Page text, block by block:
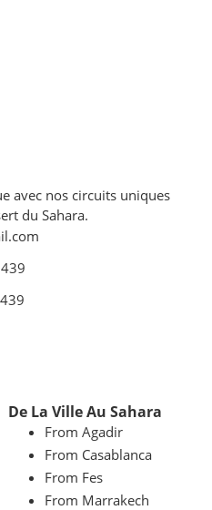
avec nos circuits uniques
du Sahara.
De La Ville Au Sahara
From Agadir
From Casablanca
From Fes
From Marrakech